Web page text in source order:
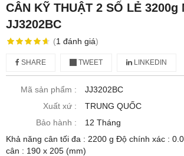
CÂN KỸ THUẬT 2 SỐ LẺ 3200g
JJ3202BC
(1 đánh giá)
SHARE TWEET LINKEDIN
Mã sản phẩm :
JJ3202BC
Xuất xứ :
TRUNG QUỐC
Bảo hành :
12 Tháng
Khả năng cân tối đa : 2200 g Độ chính xác :
cân : 190 x 205 (mm)